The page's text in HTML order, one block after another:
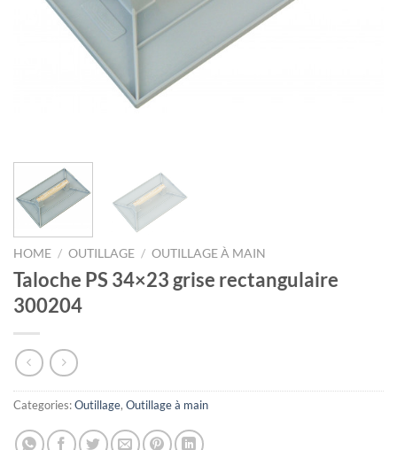
HOME / OUTILLAGE / OUTILLAGE À MAIN
Taloche PS 34×23 grise rectangulaire
300204
Categories:Outillage, Outillage à main